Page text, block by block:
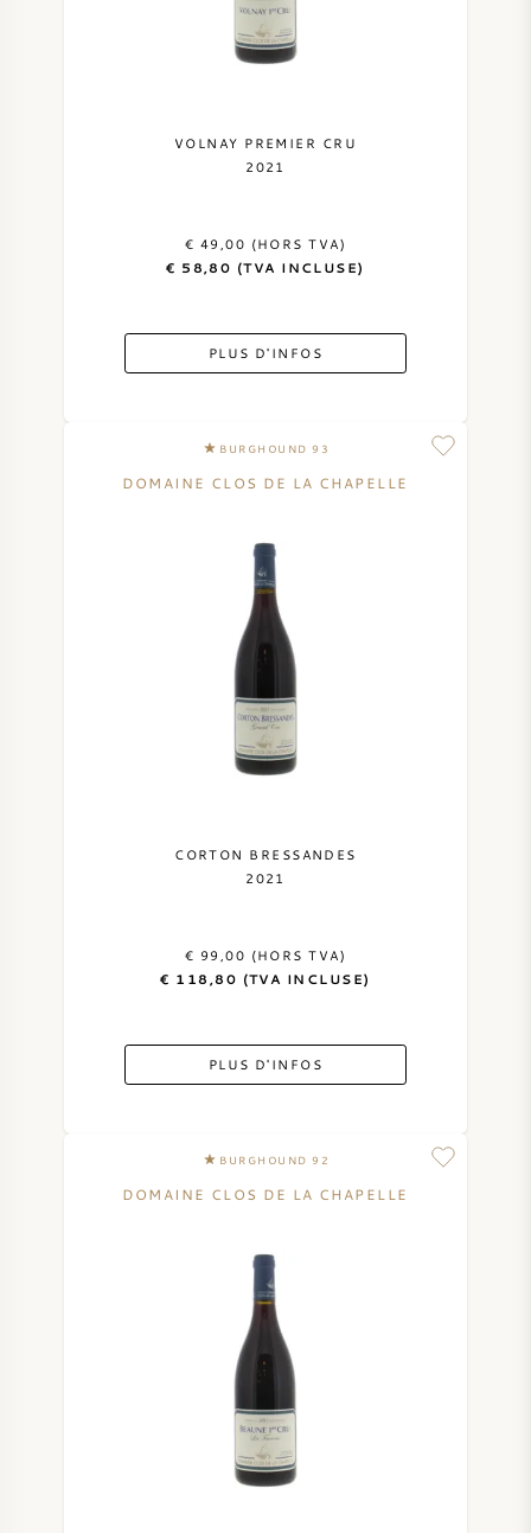
VOLNAY PREMIER CRU
2021
€ 49,00 (HORS TVA)
€ 58,80 (TVA INCLUSE)
PLUS D'INFOS
BURGHOUND 93
DOMAINE CLOS DE LA CHAPELLE
CORTON BRESSANDES
2021
€ 99,00 (HORS TVA)
€ 118,80 (TVA INCLUSE)
PLUS D'INFOS
BURGHOUND 92
DOMAINE CLOS DE LA CHAPELLE